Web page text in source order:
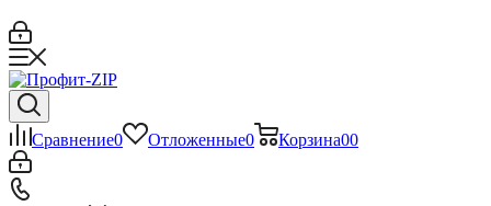
Сравнение0 Отложенные0 Корзина00